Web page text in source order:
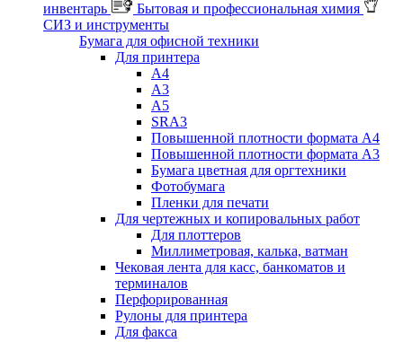
инвентарь
Бытовая и профессиональная химия
СИЗ и инструменты
Бумага для офисной техники
Для принтера
А4
А3
А5
SRA3
Повышенной плотности формата А4
Повышенной плотности формата А3
Бумага цветная для оргтехники
Фотобумага
Пленки для печати
Для чертежных и копировальных работ
Для плоттеров
Миллиметровая, калька, ватман
Чековая лента для касс, банкоматов и
терминалов
Перфорированная
Рулоны для принтера
Для факса